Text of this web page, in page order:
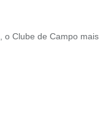
, o Clube de Campo mais